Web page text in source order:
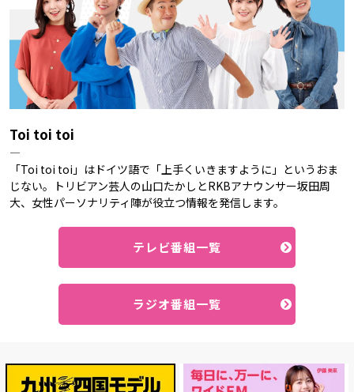
Toi toi toi
―
「Toi toi toi」はドイツ語で「上手くいきますように」というおま
じない。トリビアン芸人の山口たかしとRKBアナウンサー坂田周
大、女性パーソナリティ陣が役立つ情報を発信します。
テレビ番組一覧
ラジオ番組一覧